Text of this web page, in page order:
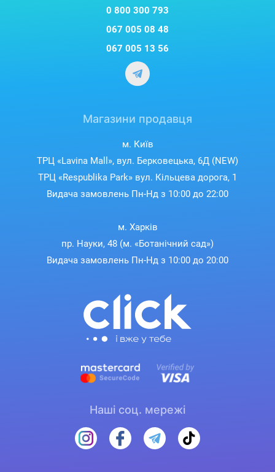
0 800 300 793
067 005 08 48
067 005 13 56
Магазини продавця
м. Київ
ТРЦ «Lavina Mall», вул. Берковецька, 6Д (NEW)
ТРЦ «Respublika Park» вул. Кільцева дорога, 1
Видача замовлень Пн-Нд з 10:00 до 22:00
м. Харків
пр. Науки, 48 (м. «Ботанічний сад»)
Видача замовлень Пн-Нд з 10:00 до 20:00
Наші соц. мережі